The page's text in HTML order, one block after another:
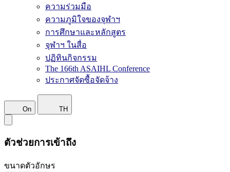
ความร่วมมือ
ความภูมิใจของจุฬาฯ
การศึกษาและหลักสูตร
จุฬาฯ ในสื่อ
ปฏิทินกิจกรรม
The 166th ASAIHL Conference
ประกาศจัดซื้อจัดจ้าง
On TH
ตัวช่วยการเข้าถึง
ขนาดตัวอักษร